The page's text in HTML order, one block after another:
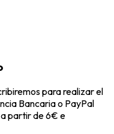
para realizar el
Bancaria o PayPal
a partir de 6€ e